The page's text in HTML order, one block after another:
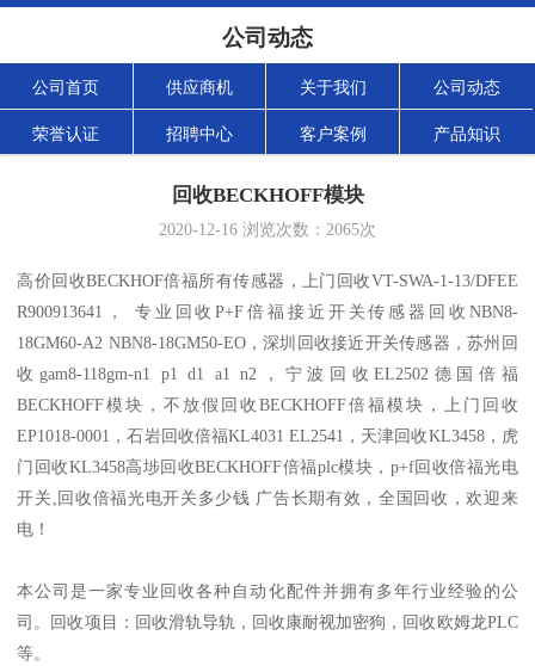
公司动态
公司首页 供应商机 关于我们 公司动态
荣誉认证 招聘中心 客户案例 产品知识
回收BECKHOFF模块
2020-12-16 浏览次数： 2065次
高价回收BECKHOF倍福所有传感器，上门回收VT-SWA-1-13/DFEE
R900913641， 专业回收P+F倍福接近开关传感器回收NBN8-
18GM60-A2 NBN8-18GM50-EO，深圳回收接近开关传感器，苏州回
收gam8-118gm-n1 p1 d1 a1 n2，宁波回收EL2502德国倍福
BECKHOFF模块，不放假回收BECKHOFF倍福模块，上门回收
EP1018-0001，石岩回收倍福KL4031 EL2541，天津回收KL3458，虎
门回收KL3458高埗回收BECKHOFF倍福plc模块，p+f回收倍福光电
开关,回收倍福光电开关多少钱 广告长期有效，全国回收，欢迎来
电！
本公司是一家专业回收各种自动化配件并拥有多年行业经验的公
司。回收项目：回收滑轨导轨，回收康耐视加密狗，回收欧姆龙PLC
等。